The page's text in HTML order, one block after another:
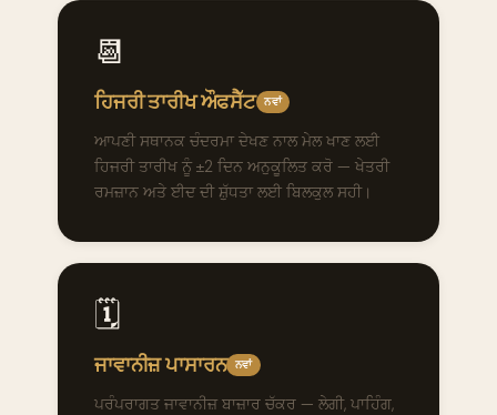
📆
ਹਿਜਰੀ ਤਾਰੀਖ ਔਫਸੈੱਟ ਨਵਾਂ
ਆਪਣੀ ਸਥਾਨਕ ਚੰਦਰਮਾ ਦੇਖਣ ਨਾਲ ਮੇਲ ਖਾਣ ਲਈ
ਹਿਜਰੀ ਤਾਰੀਖ ਨੂੰ ±2 ਦਿਨ ਅਨੁਕੂਲਿਤ ਕਰੋ — ਖੇਤਰੀ
ਰਮਜ਼ਾਨ ਅਤੇ ਈਦ ਦੀ ਸ਼ੁੱਧਤਾ ਲਈ ਬਿਲਕੁਲ ਸਹੀ।
🗓️
ਜਾਵਾਨੀਜ਼ ਪਾਸਾਰਨ ਨਵਾਂ
ਪਰੰਪਰਾਗਤ ਜਾਵਾਨੀਜ਼ ਬਾਜ਼ਾਰ ਚੱਕਰ — ਲੇਗੀ, ਪਾਹਿੰਗ,